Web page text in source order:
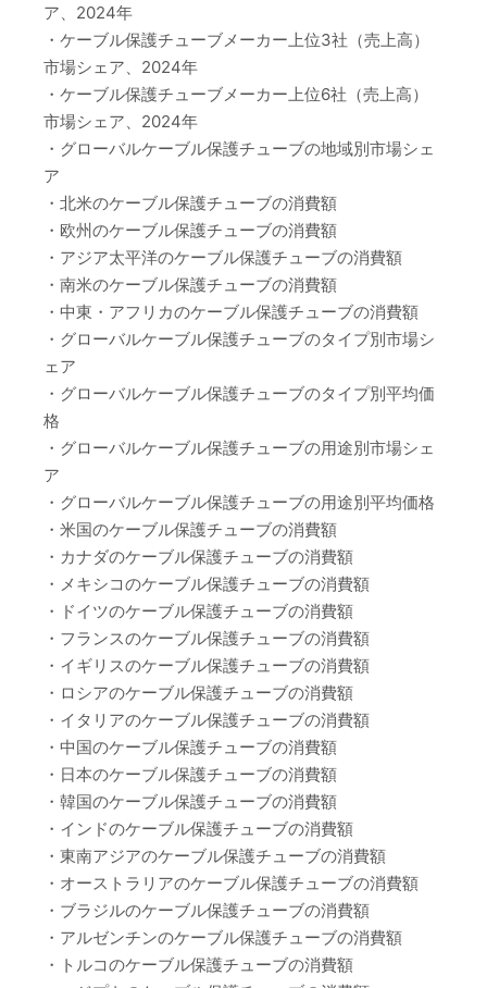
ア、2024年
・ケーブル保護チューブメーカー上位3社（売上高）
市場シェア、2024年
・ケーブル保護チューブメーカー上位6社（売上高）
市場シェア、2024年
・グローバルケーブル保護チューブの地域別市場シェ
ア
・北米のケーブル保護チューブの消費額
・欧州のケーブル保護チューブの消費額
・アジア太平洋のケーブル保護チューブの消費額
・南米のケーブル保護チューブの消費額
・中東・アフリカのケーブル保護チューブの消費額
・グローバルケーブル保護チューブのタイプ別市場シ
ェア
・グローバルケーブル保護チューブのタイプ別平均価
格
・グローバルケーブル保護チューブの用途別市場シェ
ア
・グローバルケーブル保護チューブの用途別平均価格
・米国のケーブル保護チューブの消費額
・カナダのケーブル保護チューブの消費額
・メキシコのケーブル保護チューブの消費額
・ドイツのケーブル保護チューブの消費額
・フランスのケーブル保護チューブの消費額
・イギリスのケーブル保護チューブの消費額
・ロシアのケーブル保護チューブの消費額
・イタリアのケーブル保護チューブの消費額
・中国のケーブル保護チューブの消費額
・日本のケーブル保護チューブの消費額
・韓国のケーブル保護チューブの消費額
・インドのケーブル保護チューブの消費額
・東南アジアのケーブル保護チューブの消費額
・オーストラリアのケーブル保護チューブの消費額
・ブラジルのケーブル保護チューブの消費額
・アルゼンチンのケーブル保護チューブの消費額
・トルコのケーブル保護チューブの消費額